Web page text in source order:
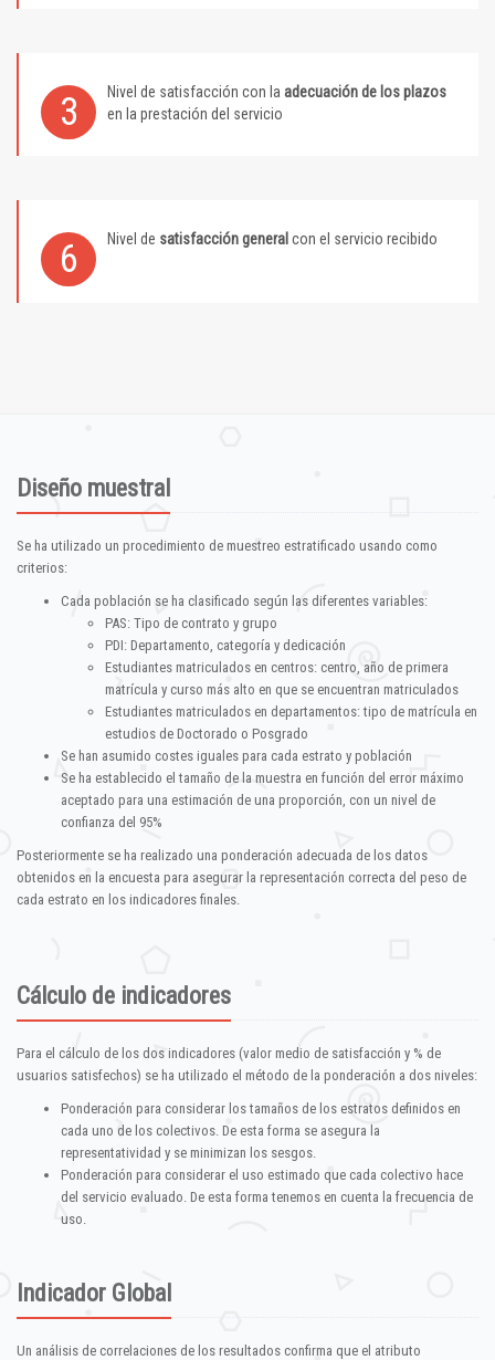
3 Nivel de satisfacción con la adecuación de los plazos
en la prestación del servicio
6 Nivel de satisfacción general con el servicio recibido
Diseño muestral
Se ha utilizado un procedimiento de muestreo estratificado usando como
criterios:
Cada población se ha clasificado según las diferentes variables:
PAS: Tipo de contrato y grupo
PDI: Departamento, categoría y dedicación
Estudiantes matriculados en centros: centro, año de primera
matrícula y curso más alto en que se encuentran matriculados
Estudiantes matriculados en departamentos: tipo de matrícula en
estudios de Doctorado o Posgrado
Se han asumido costes iguales para cada estrato y población
Se ha establecido el tamaño de la muestra en función del error máximo
aceptado para una estimación de una proporción, con un nivel de
confianza del 95%
Posteriormente se ha realizado una ponderación adecuada de los datos
obtenidos en la encuesta para asegurar la representación correcta del peso de
cada estrato en los indicadores finales.
Cálculo de indicadores
Para el cálculo de los dos indicadores (valor medio de satisfacción y % de
usuarios satisfechos) se ha utilizado el método de la ponderación a dos niveles:
Ponderación para considerar los tamaños de los estratos definidos en
cada uno de los colectivos. De esta forma se asegura la
representatividad y se minimizan los sesgos.
Ponderación para considerar el uso estimado que cada colectivo hace
del servicio evaluado. De esta forma tenemos en cuenta la frecuencia de
uso.
Indicador Global
Un análisis de correlaciones de los resultados confirma que el atributo